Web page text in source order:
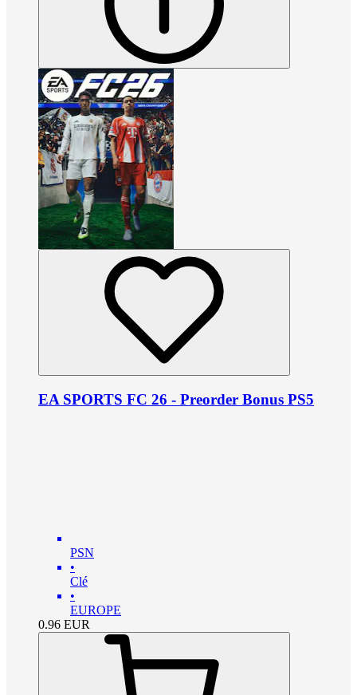
EA SPORTS FC 26 - Preorder Bonus PS5
PSN
•
Clé
•
EUROPE
0.96 EUR